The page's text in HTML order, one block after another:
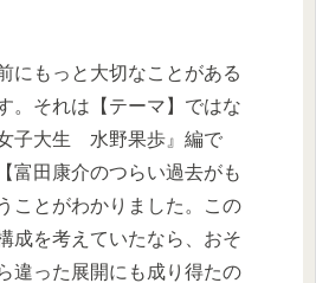
にもっと大切なことがある
。それは【テーマ】ではな
子大生 水野果歩』編で
富田康介のつらい過去がも
ことがわかりました。この
成を考えていたなら、おそ
違った展開にも成り得たの